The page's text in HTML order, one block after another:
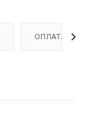
ОПЛАТА